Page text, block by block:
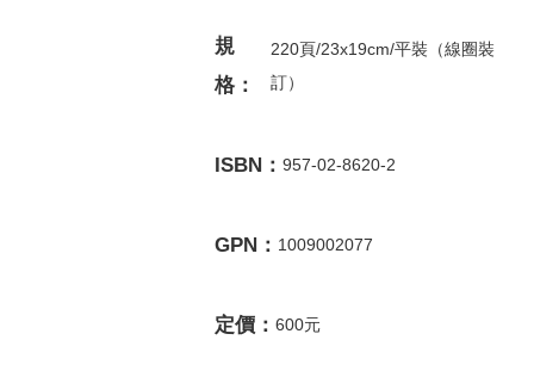
規
格：
220頁/23x19cm/平裝（線圈裝
訂）
ISBN： 957-02-8620-2
GPN： 1009002077
定價： 600元